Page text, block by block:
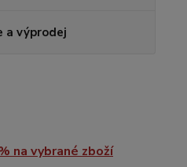
a výprodej
na vybrané zboží